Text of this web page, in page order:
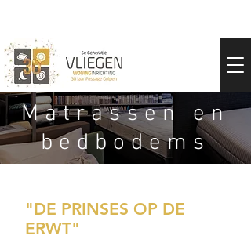
Matrassen en
bedbodems
"DE PRINSES OP DE
ERWT"